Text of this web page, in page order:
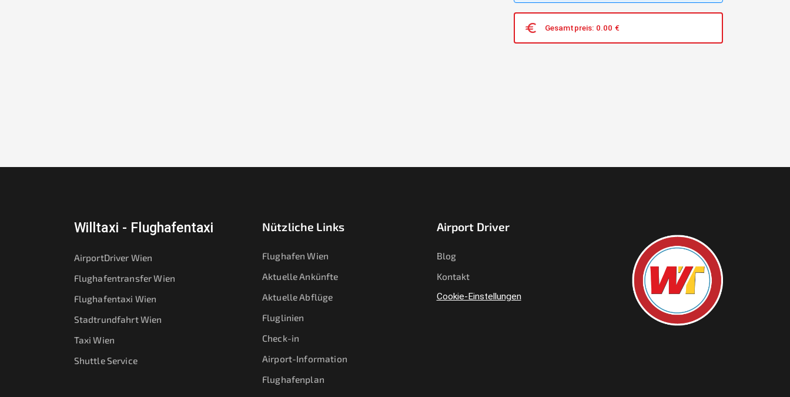
Gesamtpreis: 0.00 €
Willtaxi - Flughafentaxi
AirportDriver Wien
Flughafentransfer Wien
Flughafentaxi Wien
Stadtrundfahrt Wien
Taxi Wien
Shuttle Service
Nützliche Links
Flughafen Wien
Aktuelle Ankünfte
Aktuelle Abflüge
Fluglinien
Check-in
Airport-Information
Flughafenplan
Airport Driver
Blog
Kontakt
Cookie-Einstellungen